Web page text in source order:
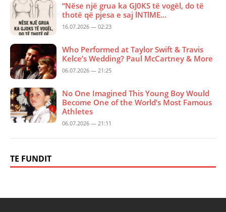
“Nëse një grua ka GJ0KS të vogël, do të
thotë që pjesa e saj lNTlME…
16.07.2026 — 02:23
Who Performed at Taylor Swift & Travis
Kelce’s Wedding? Paul McCartney & More
06.07.2026 — 21:25
No One Imagined This Young Boy Would
Become One of the World’s Most Famous
Athletes
06.07.2026 — 21:11
TE FUNDIT